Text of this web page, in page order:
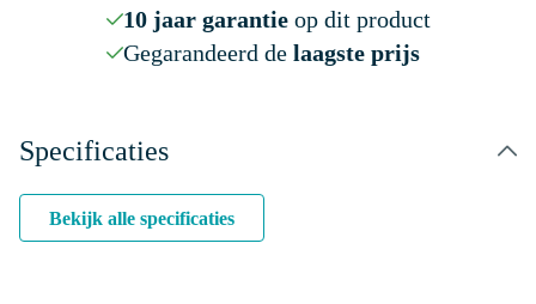
10 jaar garantieop dit product
Gegarandeerd de laagste prijs
Specificaties
Bekijk alle specificaties